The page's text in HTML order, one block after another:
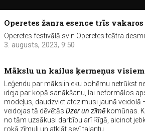
Operetes žanra esence trīs vakaros
Operetes festivālā svin Operetes teātra
3. augusts, 2023, 9:50
Mākslu un kailus ķermeņus
Leģendu par mākslinieku bohēmu netrūkst
ideja par kopā sanākšanu, lai neformālos
modeļus, daudzviet atdzimusi jaunā veidolā
veidojas tā dēvētāsDzer un zīmē komūnas.
no tām uzsākusi darbību arī Rīgā, aicinot
rokā zīmuli un atklāt sevī talantu.